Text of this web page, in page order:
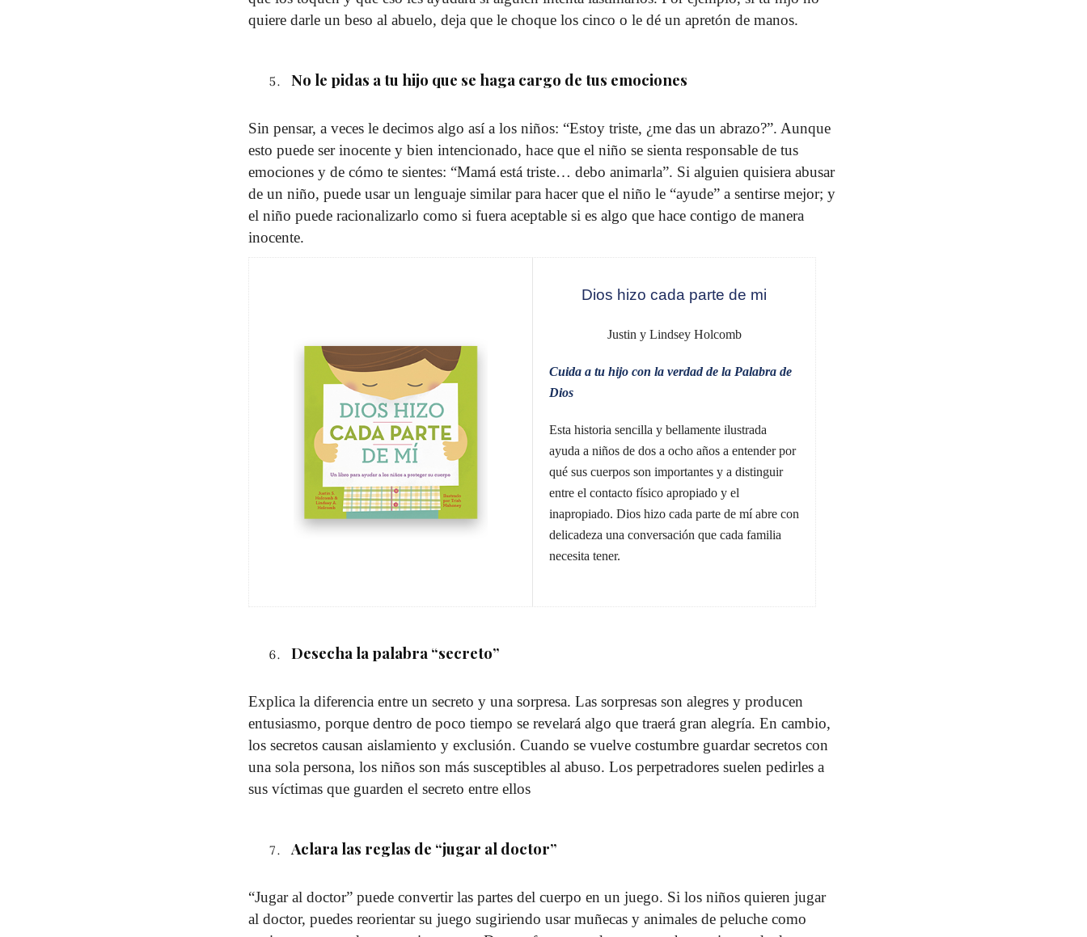
quiere darle un beso al abuelo, deja que le choque los cinco o le dé un apretón de manos.
No le pidas a tu hijo que se haga cargo de tus emociones
Sin pensar, a veces le decimos algo así a los niños: “Estoy triste, ¿me das un abrazo?”. Aunque
esto puede ser inocente y bien intencionado, hace que el niño se sienta responsable de tus
emociones y de cómo te sientes: “Mamá está triste… debo animarla”. Si alguien quisiera abusar
de un niño, puede usar un lenguaje similar para hacer que el niño le “ayude” a sentirse mejor; y
el niño puede racionalizarlo como si fuera aceptable si es algo que hace contigo de manera
inocente.
Dios hizo cada parte de mi
Justin y Lindsey Holcomb
Cuida a tu hijo con la verdad de la Palabra de
Dios
Esta historia sencilla y bellamente ilustrada
ayuda a niños de dos a ocho años a entender por
qué sus cuerpos son importantes y a distinguir
entre el contacto físico apropiado y el
inapropiado. Dios hizo cada parte de mí abre con
delicadeza una conversación que cada familia
necesita tener.
Desecha la palabra “secreto”
Explica la diferencia entre un secreto y una sorpresa. Las sorpresas son alegres y producen
entusiasmo, porque dentro de poco tiempo se revelará algo que traerá gran alegría. En cambio,
los secretos causan aislamiento y exclusión. Cuando se vuelve costumbre guardar secretos con
una sola persona, los niños son más susceptibles al abuso. Los perpetradores suelen pedirles a
sus víctimas que guarden el secreto entre ellos
Aclara las reglas de “jugar al doctor”
“Jugar al doctor” puede convertir las partes del cuerpo en un juego. Si los niños quieren jugar
al doctor, puedes reorientar su juego sugiriendo usar muñecas y animales de peluche como